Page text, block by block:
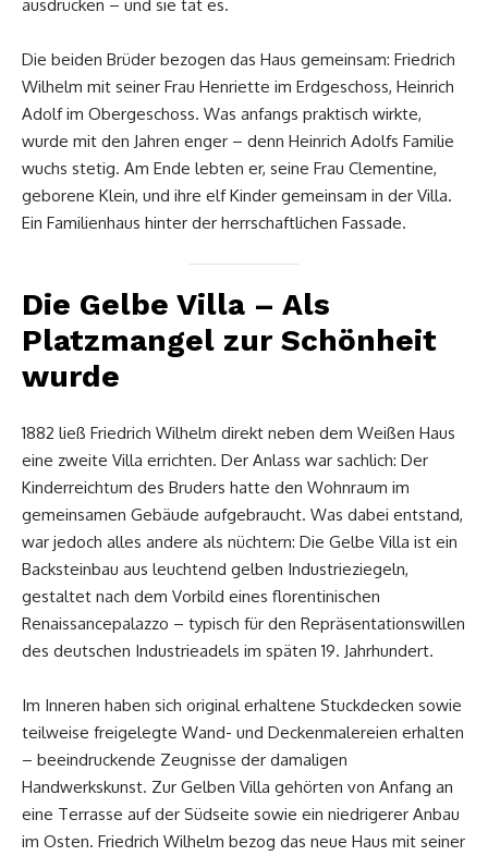
ausdrücken – und sie tat es.
Die beiden Brüder bezogen das Haus gemeinsam: Friedrich
Wilhelm mit seiner Frau Henriette im Erdgeschoss, Heinrich
Adolf im Obergeschoss. Was anfangs praktisch wirkte,
wurde mit den Jahren enger – denn Heinrich Adolfs Familie
wuchs stetig. Am Ende lebten er, seine Frau Clementine,
geborene Klein, und ihre elf Kinder gemeinsam in der Villa.
Ein Familienhaus hinter der herrschaftlichen Fassade.
Die Gelbe Villa – Als
Platzmangel zur Schönheit
wurde
1882 ließ Friedrich Wilhelm direkt neben dem Weißen Haus
eine zweite Villa errichten. Der Anlass war sachlich: Der
Kinderreichtum des Bruders hatte den Wohnraum im
gemeinsamen Gebäude aufgebraucht. Was dabei entstand,
war jedoch alles andere als nüchtern: Die Gelbe Villa ist ein
Backsteinbau aus leuchtend gelben Industrieziegeln,
gestaltet nach dem Vorbild eines florentinischen
Renaissancepalazzo – typisch für den Repräsentationswillen
des deutschen Industrieadels im späten 19. Jahrhundert.
Im Inneren haben sich original erhaltene Stuckdecken sowie
teilweise freigelegte Wand- und Deckenmalereien erhalten
– beeindruckende Zeugnisse der damaligen
Handwerkskunst. Zur Gelben Villa gehörten von Anfang an
eine Terrasse auf der Südseite sowie ein niedrigerer Anbau
im Osten. Friedrich Wilhelm bezog das neue Haus mit seiner